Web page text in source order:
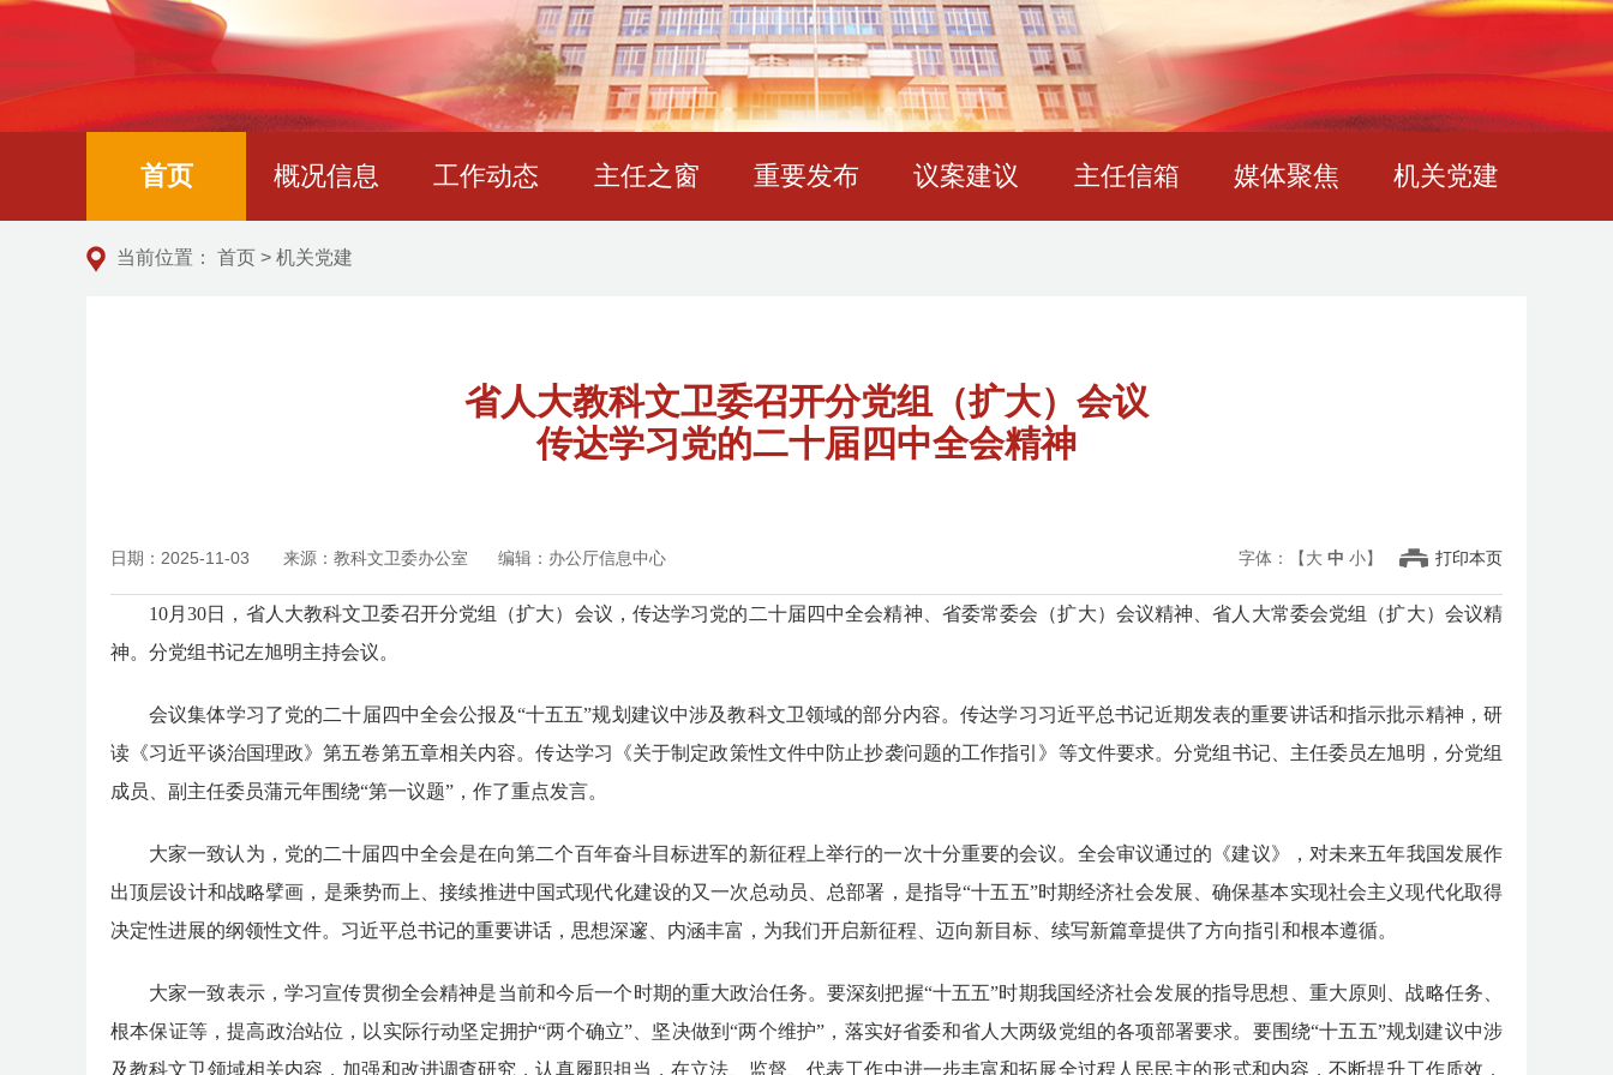
首页 概况信息 工作动态 主任之窗 重要发布 议案建议 主任信箱 媒体聚焦 机关党建
当前位置： 首页 > 机关党建
省人大教科文卫委召开分党组（扩大）会议
传达学习党的二十届四中全会精神
日期：2025-11-03 来源：教科文卫委办公室 编辑：办公厅信息中心 字体：【大 中 小】 打印本页
10月30日，省人大教科文卫委召开分党组（扩大）会议，传达学习党的二十届四中全会精神、省委常委会（扩大）会议精神、省人大常委会党组（扩大）会议精
神。分党组书记左旭明主持会议。
会议集体学习了党的二十届四中全会公报及“十五五”规划建议中涉及教科文卫领域的部分内容。传达学习习近平总书记近期发表的重要讲话和指示批示精神，研
读《习近平谈治国理政》第五卷第五章相关内容。传达学习《关于制定政策性文件中防止抄袭问题的工作指引》等文件要求。分党组书记、主任委员左旭明，分党组
成员、副主任委员蒲元年围绕“第一议题”，作了重点发言。
大家一致认为，党的二十届四中全会是在向第二个百年奋斗目标进军的新征程上举行的一次十分重要的会议。全会审议通过的《建议》，对未来五年我国发展作
出顶层设计和战略擘画，是乘势而上、接续推进中国式现代化建设的又一次总动员、总部署，是指导“十五五”时期经济社会发展、确保基本实现社会主义现代化取得
决定性进展的纲领性文件。习近平总书记的重要讲话，思想深邃、内涵丰富，为我们开启新征程、迈向新目标、续写新篇章提供了方向指引和根本遵循。
大家一致表示，学习宣传贯彻全会精神是当前和今后一个时期的重大政治任务。要深刻把握“十五五”时期我国经济社会发展的指导思想、重大原则、战略任务、
根本保证等，提高政治站位，以实际行动坚定拥护“两个确立”、坚决做到“两个维护”，落实好省委和省人大两级党组的各项部署要求。要围绕“十五五”规划建议中涉
及教科文卫领域相关内容，加强和改进调查研究，认真履职担当，在立法、监督、代表工作中进一步丰富和拓展全过程人民民主的形式和内容，不断提升工作质效，